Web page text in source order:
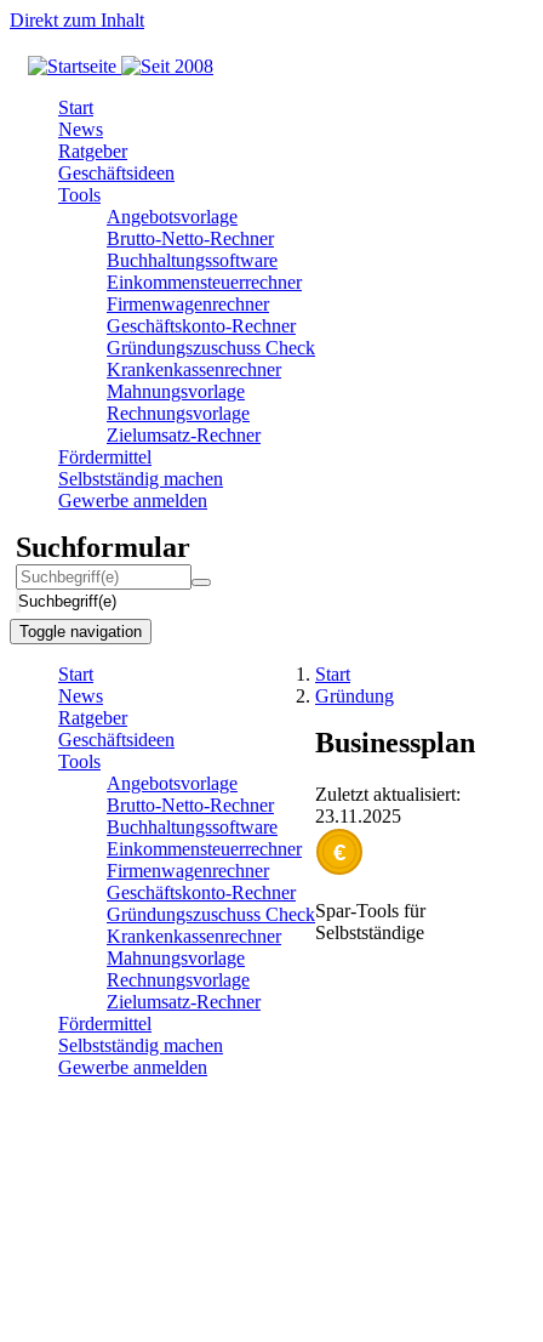
Direkt zum Inhalt
Start
News
Ratgeber
Geschäftsideen
Tools
Angebotsvorlage
Brutto-Netto-Rechner
Buchhaltungssoftware
Einkommensteuerrechner
Firmenwagenrechner
Geschäftskonto-Rechner
Gründungszuschuss Check
Krankenkassenrechner
Mahnungsvorlage
Rechnungsvorlage
Zielumsatz-Rechner
Fördermittel
Selbstständig machen
Gewerbe anmelden
Suchformular
Suchbegriff(e)
Toggle navigation
Start
News
Ratgeber
Geschäftsideen
Tools
Angebotsvorlage
Brutto-Netto-Rechner
Buchhaltungssoftware
Einkommensteuerrechner
Firmenwagenrechner
Geschäftskonto-Rechner
Gründungszuschuss Check
Krankenkassenrechner
Mahnungsvorlage
Rechnungsvorlage
Zielumsatz-Rechner
Fördermittel
Selbstständig machen
Gewerbe anmelden
Start
Gründung
Businessplan
Zuletzt aktualisiert:
23.11.2025
€
Spar-Tools für
Selbstständige